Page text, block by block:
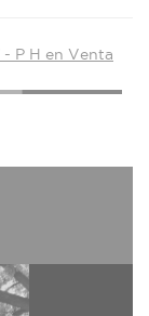
- P H en Venta